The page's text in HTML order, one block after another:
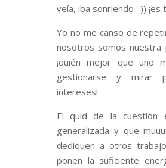
veía, iba sonriendo : )) ¡es
Yo no me canso de
nosotros somos nuestra
¡quién mejor que uno
gestionarse y mirar
intereses!
El quid de la cuestión
generalizada y que
dediquen a otros
ponen la suficiente